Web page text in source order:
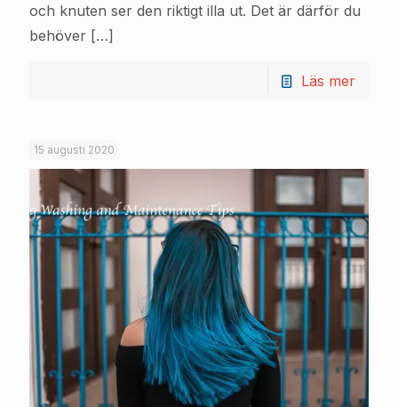
och knuten ser den riktigt illa ut. Det är därför du
behöver […]
Läs mer
15 augusti 2020